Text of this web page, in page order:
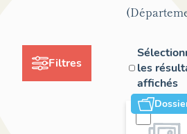
Filtres
les
affichés